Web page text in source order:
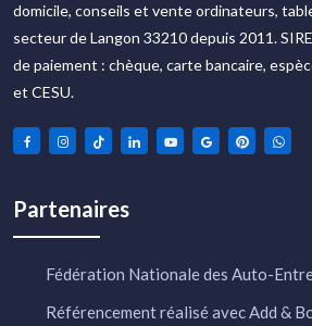
domicile, conseils et vente ordinateurs,
secteur de Langon 33210 depuis 2011.
de paiement : chèque, carte bancaire,
et CESU.
Partenaires
Fédération Nationale des Auto-
Référencement réalisé avec Add &